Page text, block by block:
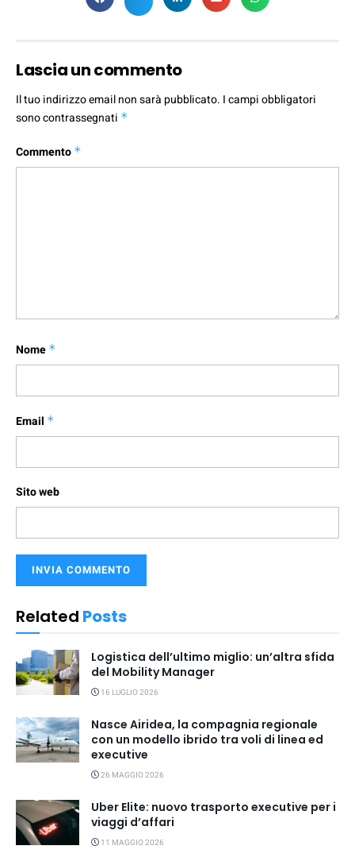
Lascia un commento
Il tuo indirizzo email non sarà pubblicato. I campi obbligatori
sono contrassegnati *
Commento *
Nome *
Email *
Sito web
Related Posts
Logistica dell’ultimo miglio: un’altra sfida
del Mobility Manager
16 LUGLIO 2026
Nasce Airidea, la compagnia regionale
con un modello ibrido tra voli di linea ed
executive
26 MAGGIO 2026
Uber Elite: nuovo trasporto executive per i
viaggi d’affari
11 MAGGIO 2026